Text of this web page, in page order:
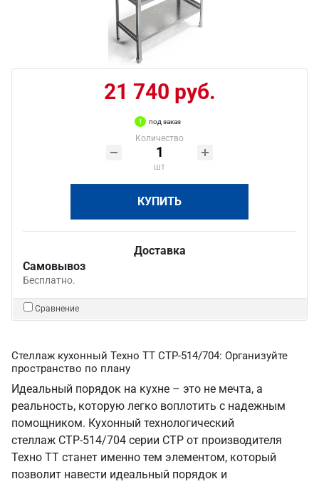
21 740 руб.
под заказ
Количество
шт
КУПИТЬ
Доставка
Самовывоз
Бесплатно.
Сравнение
Стеллаж кухонный Техно ТТ СТР-514/704: Организуйте
пространство по плану
Идеальный порядок на кухне – это не мечта, а
реальность, которую легко воплотить с надежным
помощником. Кухонный технологический
стеллаж СТР-514/704 серии СТР от производителя
Техно ТТ станет именно тем элементом, который
позволит навести идеальный порядок и